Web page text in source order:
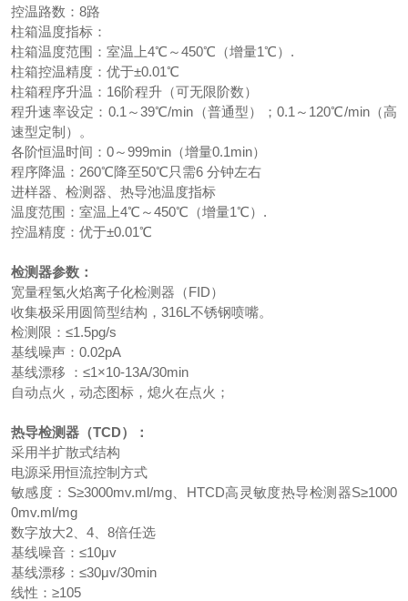
控温路数：8路
柱箱温度指标：
柱箱温度范围：室温上4℃～450℃（增量1℃）.
柱箱控温精度：优于±0.01℃
柱箱程序升温：16阶程升（可无限阶数）
程升速率设定：0.1～39℃/min（普通型）；0.1～120℃/min（高
速型定制）。
各阶恒温时间：0～999min（增量0.1min）
程序降温：260℃降至50℃只需6 分钟左右
进样器、检测器、热导池温度指标
温度范围：室温上4℃～450℃（增量1℃）.
控温精度：优于±0.01℃
检测器参数：
宽量程氢火焰离子化检测器（FID）
收集极采用圆筒型结构，316L不锈钢喷嘴。
检测限：≤1.5pg/s
基线噪声：0.02pA
基线漂移 ：≤1×10-13A/30min
自动点火，动态图标，熄火在点火；
热导检测器（TCD）：
采用半扩散式结构
电源采用恒流控制方式
敏感度：S≥3000mv.ml/mg、HTCD高灵敏度热导检测器S≥1000
0mv.ml/mg
数字放大2、4、8倍任选
基线噪音：≤10μv
基线漂移：≤30μv/30min
线性：≥105